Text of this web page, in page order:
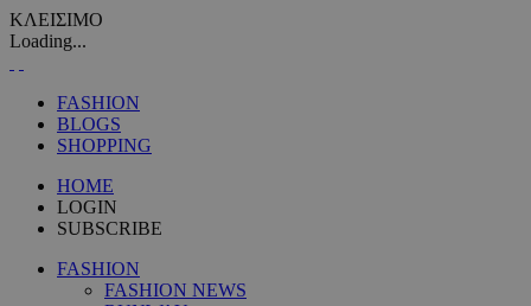
ΚΛΕΙΣΙΜΟ
Loading...
FASHION
BLOGS
SHOPPING
HOME
LOGIN
SUBSCRIBE
FASHION
FASHION NEWS